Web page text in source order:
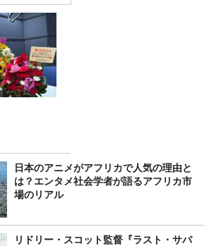
日本のアニメがアフリカで人気の理由と
は？エンタメ社会学者が語るアフリカ市
場のリアル
リドリー・スコット監督『ラスト・サバ